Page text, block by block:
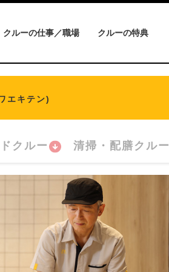
クルーの仕事／職場 クルーの特典
エキテン)
クルー 清掃・配膳クルー